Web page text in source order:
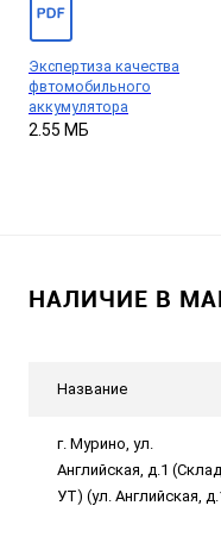
Экспертиза качества
фвтомобильного
аккумулятора
2.55 МБ
НАЛИЧИЕ В
Название
г. Мурино, ул.
Английская, д.1 (Склад
УТ) (ул. Английская,